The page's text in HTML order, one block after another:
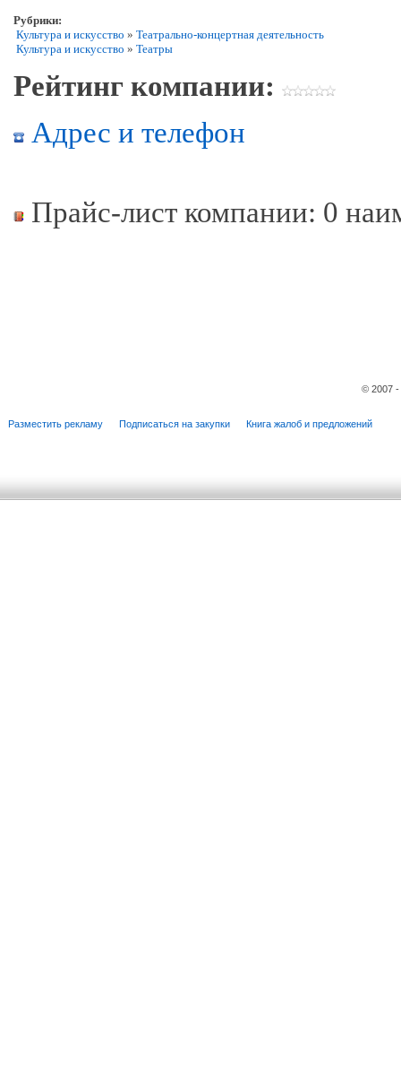
Рубрики:
Культура и искусство » Театрально-концертная деятельность
Культура и искусство » Театры
Рейтинг компании:
Адрес и телефон
Прайс-лист компании: 0
© 2007
Разместить рекламу Подписаться на закупки Книга жалоб и предложений